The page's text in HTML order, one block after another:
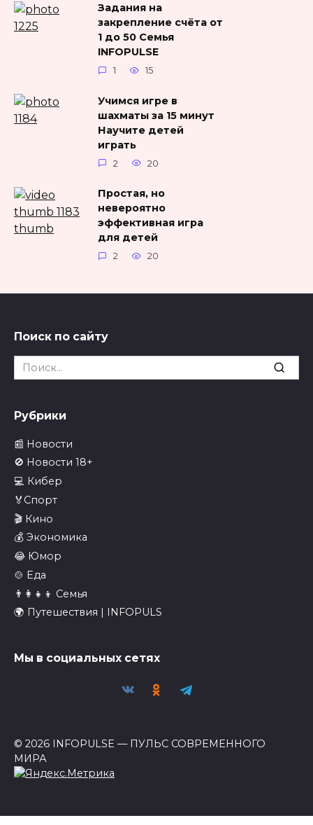
Задания на
закрепление счёта от
1 до 50 Семья
INFOPULSE
1 15
Учимся игре в
шахматы за 15 минут
Научите детей
играть
2 20
Простая, но
невероятно
эффективная игра
для детей
2 20
Поиск по сайту
Search
for:
Рубрики
📰 Новости
🚫 Новости 18+
💻 Кибер
🏅Спорт
🎬 Кино
💰 Экономика
😂 Юмор
🍲 Еда
👨‍👩‍👧‍👦 Семья
🌍 Путешествия | INFOPULS
Мы в социальных сетях
© 2026 INFOPULSE — ПУЛЬС СОВРЕМЕННОГО
МИРА